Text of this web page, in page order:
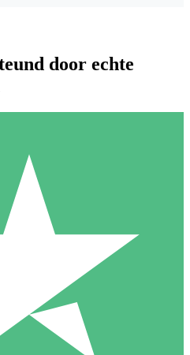
Geen maandelijkse
1000
door echte